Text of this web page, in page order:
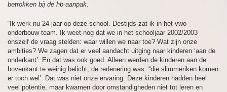
betrokken bij de hb-aanpak.
“Ik werk nu 24 jaar op deze school. Destijds zat ik in het vwo-
onderbouw team. Ik weet nog dat we in het schooljaar 2002/2003
onszelf de vraag stelden: waar willen we naar toe? Wat zijn onze
ambities? We zagen dat er veel aandacht uitging naar kinderen ‘aan de
onderkant’. En dat was ook goed. Alleen werden de kinderen aan de
bovenkant te weinig belicht, de redenering was: “die slimmeriken komen
er toch wel’. Dat was niet onze ervaring. Deze kinderen hadden heel
veel potentie, maar kwamen door omstandigheden niet tot leren en